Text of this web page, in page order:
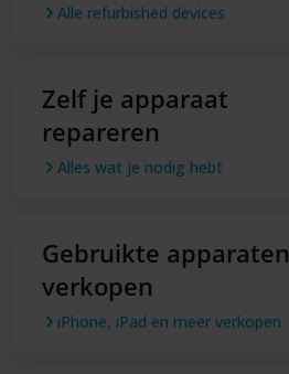
Alle refurbished devices
Zelf je apparaat
repareren
Alles wat je nodig hebt
Gebruikte apparaten
verkopen
iPhone, iPad en meer verkopen